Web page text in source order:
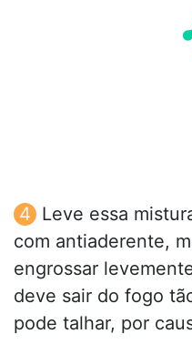
Leve essa
com antiaderente,
engrossar
deve sair do fogo
pode talhar, por